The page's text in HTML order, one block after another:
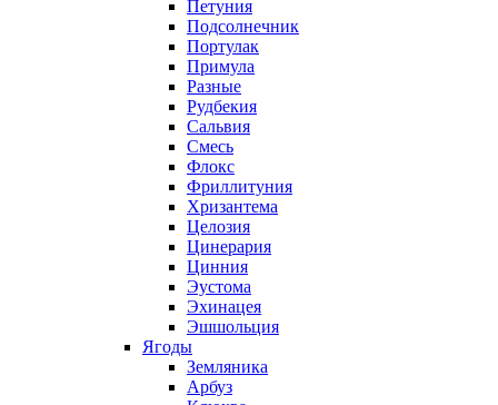
Петуния
Подсолнечник
Портулак
Примула
Разные
Рудбекия
Сальвия
Смесь
Флокс
Фриллитуния
Хризантема
Целозия
Цинерария
Цинния
Эустома
Эхинацея
Эшшольция
Ягоды
Земляника
Арбуз